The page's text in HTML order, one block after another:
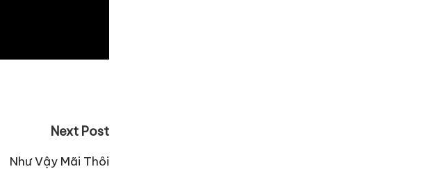
Next Post
Như Vậy Mãi Thôi